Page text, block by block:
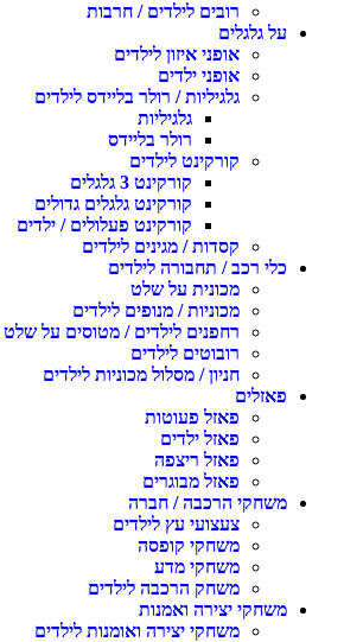
רובים לילדים / חרבות
גלגלים
אופני איזון לילדים
אופני ילדים
גלגיליות / רולר בליידס לילדים
גלגיליות
רולר בליידס
קורקינט לילדים
קורקינט 3 גלגלים
קורקינט גלגלים גדולים
קורקינט פעלולים / ילדים
קסדות / מגינים לילדים
רכב / תחבורה לילדים
מכונית על שלט
מכוניות / מנופים לילדים
רחפנים לילדים / מטוסים על שלט לילדים
רובוטים לילדים
חניון / מסלול מכוניות לילדים
פאזל פעוטות
פאזל ילדים
פאזל ריצפה
פאזל מבוגרים
הרכבה / חברה
צעצועי עץ לילדים
משחקי קופסה
משחקי מדע
משחק הרכבה לילדים
יצירה ואמנות
משחקי יצירה ואומנות לילדים